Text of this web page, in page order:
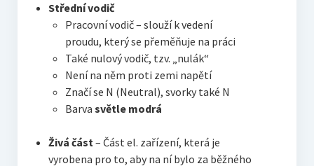
Střední vodič
Pracovní vodič – slouží k vedení
proudu, který se přeměňuje na práci
Také nulový vodič, tzv. „nulák“
Není na něm proti zemi napětí
Značí se N (Neutral), svorky také N
Barva světle modrá
Živá část– Část el. zařízení, která je
vyrobena pro to, aby na ní bylo za běžného